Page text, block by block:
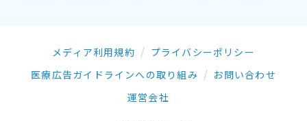
メディア利用規約
プライバシーポリシー
医療広告ガイドラインへの取り組み
お問い合わせ
運営会社